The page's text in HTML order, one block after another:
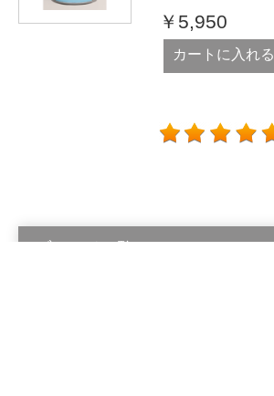
￥5,950
カートに入れる
ブランド一覧